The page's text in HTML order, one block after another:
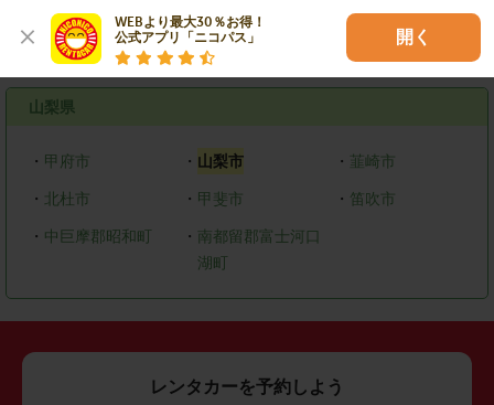
WEBより最大30％お得！
公式アプリ「ニコパス」
開く
エリアで探す
山梨県
・ 甲府市 ・ 山梨市 ・ 韮崎市
・ 北杜市 ・ 甲斐市 ・ 笛吹市
・ 中巨摩郡昭和町 ・ 南都留郡富士河口
湖町
レンタカーを予約しよう